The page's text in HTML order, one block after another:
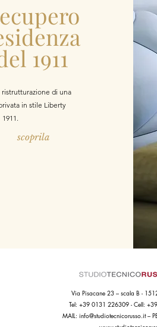
1911
di una
in stile Liberty
scoprila
Via Pisacane 23 – scala B -
Tel: +39 0131 226309 - Cell:
MAIL: info@studiotecnicorusso.it–